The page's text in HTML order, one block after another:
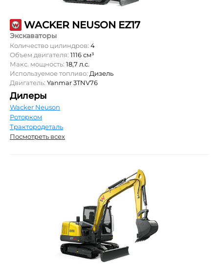
WACKER NEUSON EZ17
Экскаваторы
Количество цилиндров: 4
Объем двигателя: 1116 см³
Макс. мощность: 18,7 л.с.
Используемое топливо: Дизель
Двигатель: Yanmar 3TNV76
Дилеры
Wacker Neuson
Роторком
Трактородеталь
Посмотреть всех